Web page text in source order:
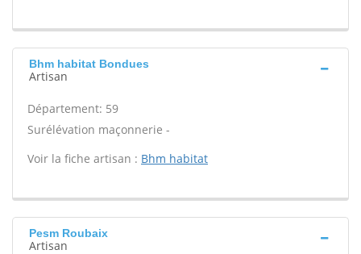
Bhm habitat Bondues
Artisan
Département: 59
Surélévation maçonnerie -
Voir la fiche artisan : Bhm habitat
Pesm Roubaix
Artisan